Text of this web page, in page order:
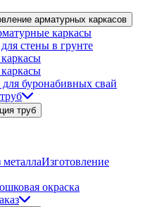
арматурных каркасов
каркасы
стены в грунте
буронабивных свай
труб
Изготовление
окраска